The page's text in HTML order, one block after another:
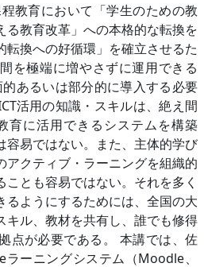
教育において「学生のための教
る教育改革」への本格的な転換を
換への好循環」を確立させるた
を極端に増やさずに運用できる
あるいは部分的に導入する必要
活用の知識・スキルは、絶え間
育に活用できるシステムを構築
容易ではない。また、主体的学び
アクティブ・ラーニングを組織的
とも容易ではない。それを多く
るようにするためには、全国の大
キル、教材を共有し、誰でも修得
点が必要である。 本講では、佐
ーニングシステム（Moodle、